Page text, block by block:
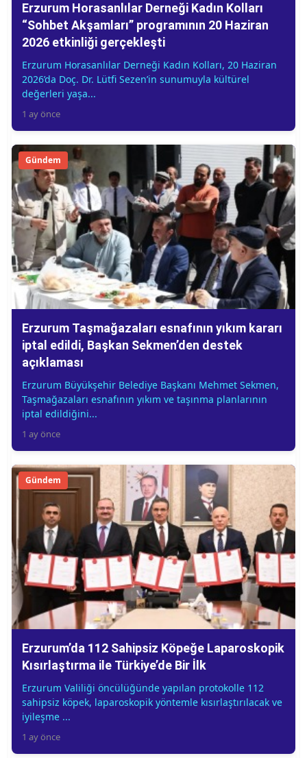
Erzurum Horasanlılar Derneği Kadın Kolları
“Sohbet Akşamları” programının 20 Haziran
2026 etkinliği gerçekleşti
Erzurum Horasanlılar Derneği Kadın Kolları, 20 Haziran
2026’da Doç. Dr. Lütfi Sezen’in sunumuyla kültürel
değerleri yaşa...
1 ay önce
Gündem
Erzurum Taşmağazaları esnafının yıkım kararı
iptal edildi, Başkan Sekmen’den destek
açıklaması
Erzurum Büyükşehir Belediye Başkanı Mehmet Sekmen,
Taşmağazaları esnafının yıkım ve taşınma planlarının
iptal edildiğini...
1 ay önce
Gündem
Erzurum’da 112 Sahipsiz Köpeğe Laparoskopik
Kısırlaştırma ile Türkiye’de Bir İlk
Erzurum Valiliği öncülüğünde yapılan protokolle 112
sahipsiz köpek, laparoskopik yöntemle kısırlaştırılacak ve
iyileşme ...
1 ay önce